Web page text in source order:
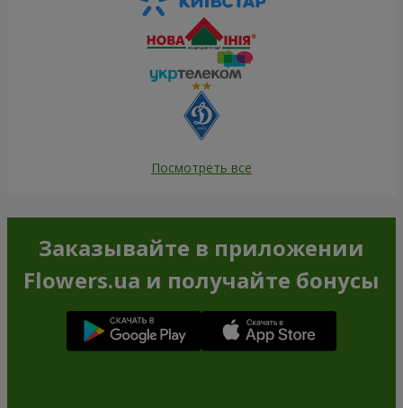
Посмотреть все
Заказывайте в приложении
Flowers.ua и получайте бонусы